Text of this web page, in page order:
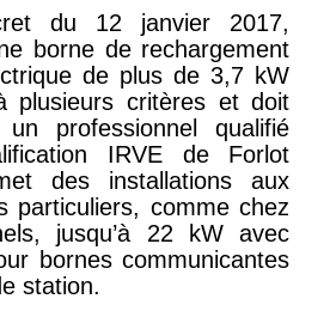
du 12 janvier 2017,
borne de rechargement
de plus de 3,7 kW
plusieurs critères et doit
professionnel qualifié
IRVE de Forlot
des installations aux
particuliers, comme chez
jusqu’à 22 kW avec
bornes communicantes
station.